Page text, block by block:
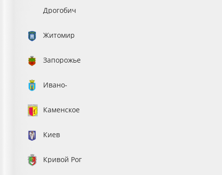
Дрогобич
Житомир
Запорожье
Ивано-
Каменское
Киев
Кривой Рог